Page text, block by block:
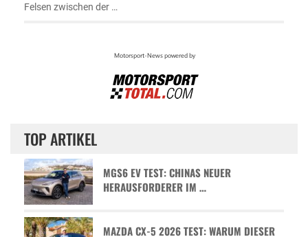
Felsen zwischen der …
TOP ARTIKEL
MGS6 EV TEST: CHINAS NEUER
HERAUSFORDERER IM …
MAZDA CX-5 2026 TEST: WARUM DIESER